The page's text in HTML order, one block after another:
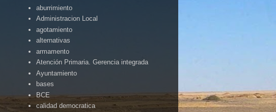
aburrimiento
Administracion Local
agotamiento
alternativas
armamento
Atención Primaria. Gerencia integrada
Ayuntamiento
bases
BCE
calidad democratica